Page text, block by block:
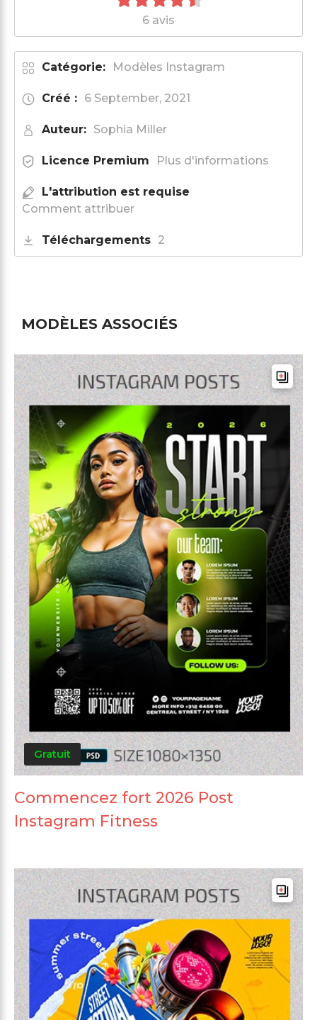
6 avis
Catégorie: Modèles Instagram
Créé : 6 September, 2021
Auteur: Sophia Miller
Licence Premium Plus d'informations
L'attribution est requise
Comment attribuer
Téléchargements 2
MODÈLES ASSOCIÉS
Gratuit
Commencez fort 2026 Post
Instagram Fitness